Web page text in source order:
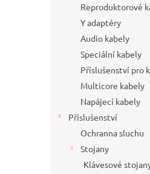
Reproduktorové
Y adaptéry
Audio kabely
Speciální kabely
Příslušenství pro
Multicore kabely
Napájecí kabely
Příslušenství
Ochranna sluchu
Stojany
Klávesové